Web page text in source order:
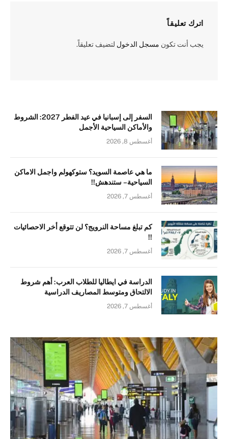
اترك تعليقاً
يجب أنت تكون مسجل الدخول لتضيف تعليقاً.
السفر إلى إسبانيا في عيد الفطر 2027: الشروط
والأماكن السياحية الأجمل
أغسطس 8, 2026
ما هي عاصمة السويد؟ ستوكهولم واجمل الاماكن
السياحية – ستندهش!!
أغسطس 7, 2026
كم تبلغ مساحة النرويج؟ لن تتوقع أخر الاحصائيات
!!
أغسطس 7, 2026
الدراسة في ايطاليا للطلاب العرب: أهم شروط
الالتحاق ومتوسط المصاريف الدراسية
أغسطس 7, 2026